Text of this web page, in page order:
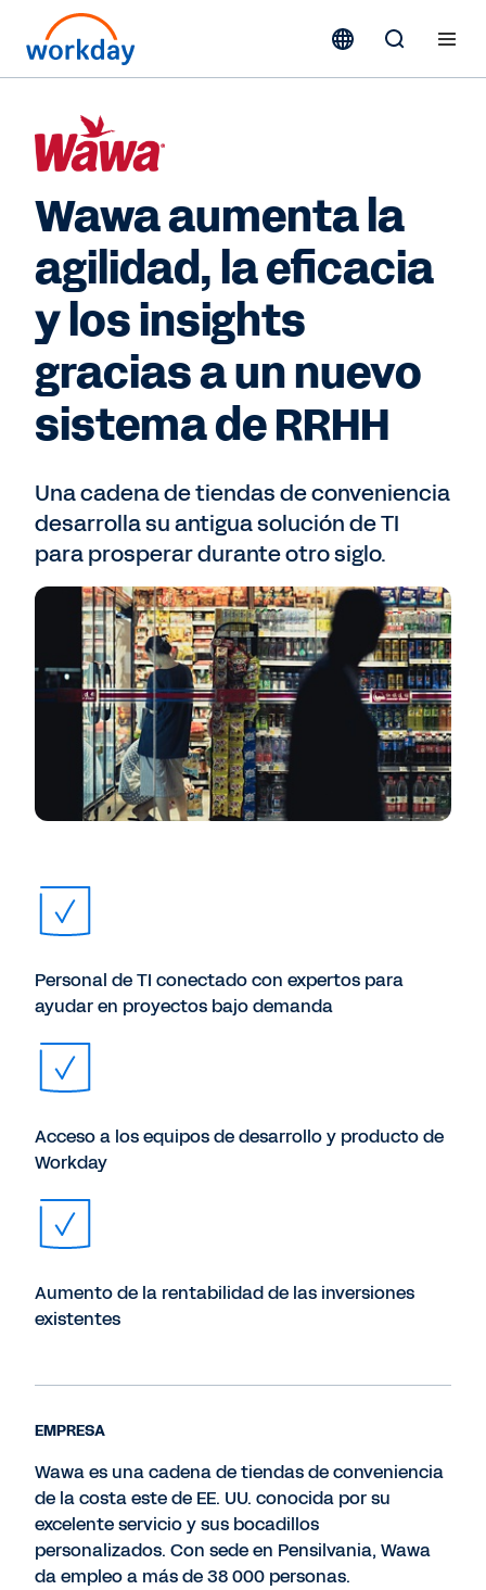
Wawa aumenta la
agilidad, la eficacia
y los insights
gracias a un nuevo
sistema de RRHH
Una cadena de tiendas de conveniencia
desarrolla su antigua solución de TI
para prosperar durante otro siglo.
Personal de TI conectado con expertos para
ayudar en proyectos bajo demanda
Acceso a los equipos de desarrollo y producto de
Workday
Aumento de la rentabilidad de las inversiones
existentes
EMPRESA
Wawa es una cadena de tiendas de conveniencia
de la costa este de EE. UU. conocida por su
excelente servicio y sus bocadillos
personalizados. Con sede en Pensilvania, Wawa
da empleo a más de 38 000 personas.